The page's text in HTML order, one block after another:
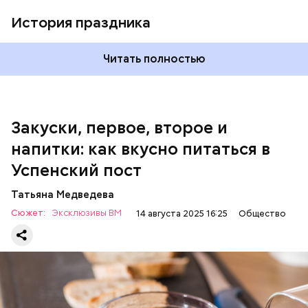
История праздника
Читать полностью
Закуски, первое, второе и
напитки: как вкусно питаться в
Успенский пост
Татьяна Медведева
Сюжет: Эксклюзивы ВМ 14 августа 2025 16:25 Общество
Баклажаны с овощами
600 г помидоров;
300 г моркови;
200 г шпината;
зелень петрушки и укропа.